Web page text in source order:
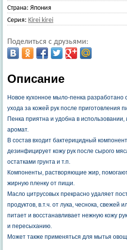
Страна: Япония
Серия: Kirei kirei
Поделиться с друзьями:
Описание
Новое кухонное мыло-пенка
ухода за кожей рук после приготовления
Пенка приятна и удобна в
аромат.
В состав входит бактерицидный
дезинфицирует кожу рук после сырого
остатками грунта и т.п.
Компоненты, растворяющие жир,
жирную пленку от пищи.
Масло цитрусовых прекрасно удаляет
продуктов, в.т.ч. от лука, чеснока, свежей
питает и восстанавливает нежную кожу
и пересыханию.
Может также применяться для мытья